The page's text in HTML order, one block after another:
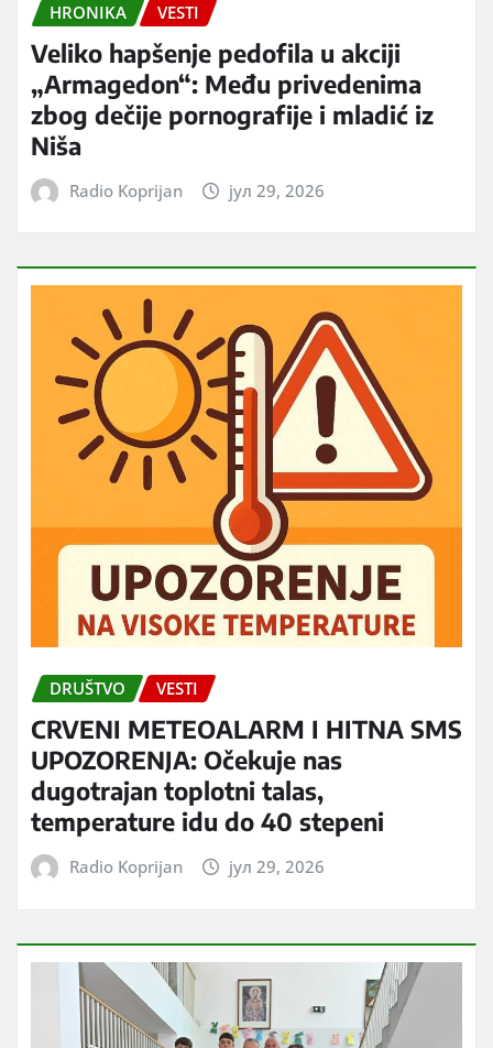
HRONIKA VESTI
Veliko hapšenje pedofila u akciji
„Armagedon“: Među privedenima
zbog dečije pornografije i mladić iz
Niša
Radio Koprijan јул 29, 2026
DRUŠTVO VESTI
CRVENI METEOALARM I HITNA SMS
UPOZORENJA: Očekuje nas
dugotrajan toplotni talas,
temperature idu do 40 stepeni
Radio Koprijan јул 29, 2026